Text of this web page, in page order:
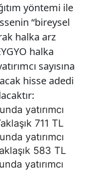
yöntemi ile
“bireysel
halka arz
halka
sayısına
hisse adedi
yatırımcı
711 TL
yatırımcı
583 TL
yatırımcı